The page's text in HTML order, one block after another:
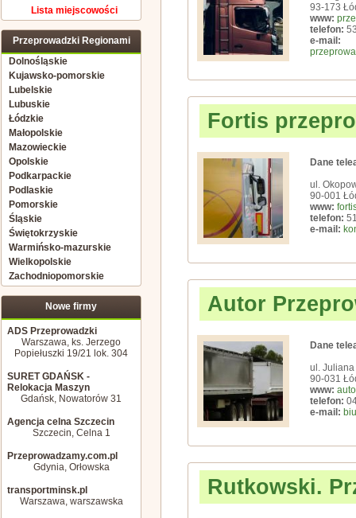
Lista miejscowości
Przeprowadzki Regionami
Dolnośląskie
Kujawsko-pomorskie
Lubelskie
Lubuskie
Łódzkie
Małopolskie
Mazowieckie
Opolskie
Podkarpackie
Podlaskie
Pomorskie
Śląskie
Świętokrzyskie
Warmińsko-mazurskie
Wielkopolskie
Zachodniopomorskie
Nowe firmy
ADS Przeprowadzki
Warszawa, ks. Jerzego
Popiełuszki 19/21 lok. 304
SURET GDAŃSK -
Relokacja Maszyn
Gdańsk, Nowatorów 31
Agencja celna Szczecin
Szczecin, Celna 1
Przeprowadzamy.com.pl
Gdynia, Orłowska
transportminsk.pl
Warszawa, warszawska
93-173
www:
telefon:
e-mail:
Fortis
Dane
ul.
90-001
www:
telefon:
e-mail:
Autor
Dane
ul.
90-031
www:
telefon:
e-mail:
Rutkowski.